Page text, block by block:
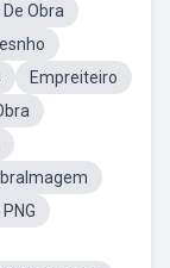
De Obra
Empreiteiro